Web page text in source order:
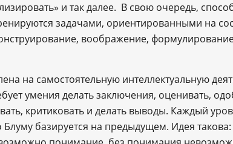
и так далее. В свою очередь,
задачами, ориентированными на
воображение,
на самостоятельную интеллектуальную
умения делать заключения, оценивать,
критиковать и делать выводы. Каждый
базируется на предыдущем. Идея такова: